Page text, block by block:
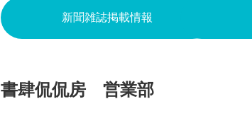
新聞雑誌掲載情報
書肆侃侃房 営業部